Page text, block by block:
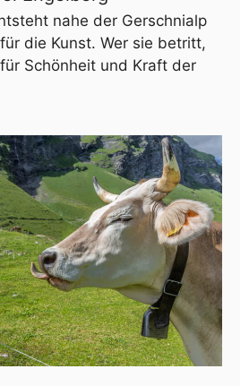
nahe der Gerschnialp
die Kunst. Wer sie betritt,
Schönheit und Kraft der